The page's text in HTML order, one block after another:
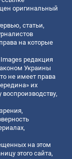
оригинальный
статьи,
на которые
редакция
Украины
не имеет права
их
на этом
этого сайта,